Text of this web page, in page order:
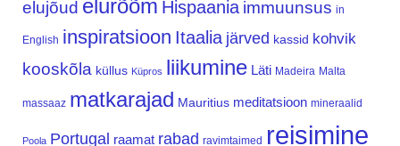
elujõud elurõõm Hispaania immuunsus in
English inspiratsioon Itaalia järved kassid kohvik
kooskõla küllus Küpros liikumine Läti Madeira Malta
massaaz matkarajad Mauritius meditatsioon mineraalid
Poola Portugal raamat rabad ravimtaimed reisimine